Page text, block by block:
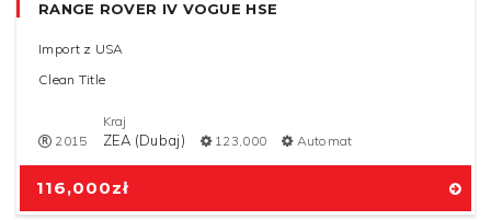
116,000zł
RANGE ROVER IV VOGUE HSE
Import z USA
Clean Title
2015
Kraj
ZEA (Dubaj) 123,000 Automat